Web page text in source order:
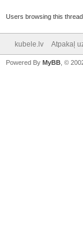
Users browsing this
kubele.lv Atpakaļ
Powered By MyBB , ©